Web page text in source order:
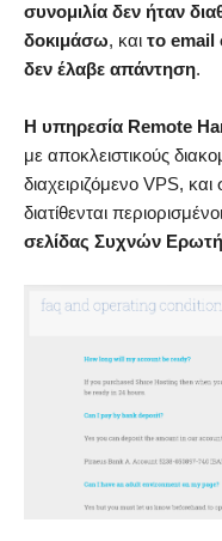
συνομιλία δεν ήταν
δοκιμάσω, και το email
δεν έλαβε απάντηση.
Η υπηρεσία Remote
με αποκλειστικούς
διαχειριζόμενο VPS,
διατίθενται
σελίδας Συχνών